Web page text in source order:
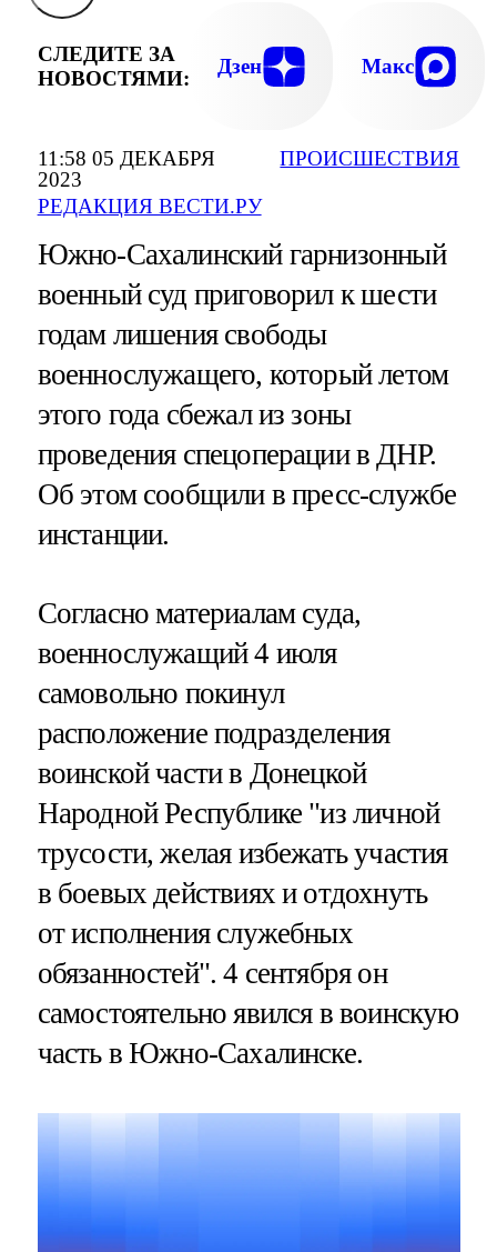
11:58 05 ДЕКАБРЯ
2023
РЕДАКЦИЯ ВЕСТИ.РУ
ПРОИСШЕСТВИЯ
СЛЕДИТЕ ЗА
НОВОСТЯМИ:
Дзен Макс
Южно-Сахалинский гарнизонный
военный суд приговорил к шести
годам лишения свободы
военнослужащего, который летом
этого года сбежал из зоны
проведения спецоперации в ДНР.
Об этом сообщили в пресс-службе
инстанции.
Согласно материалам суда,
военнослужащий 4 июля
самовольно покинул
расположение подразделения
воинской части в Донецкой
Народной Республике "из личной
трусости, желая избежать участия
в боевых действиях и отдохнуть
от исполнения служебных
обязанностей". 4 сентября он
самостоятельно явился в воинскую
часть в Южно-Сахалинске.